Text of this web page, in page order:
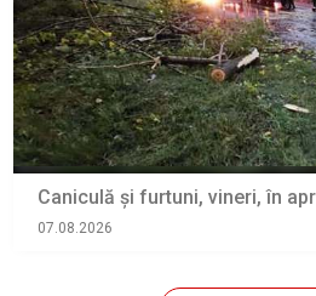
Caniculă și furtuni, vineri, în
07.08.2026